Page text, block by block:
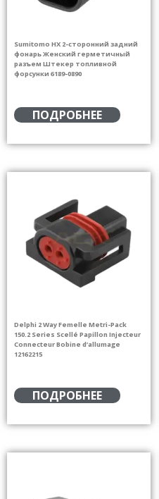
Sumitomo HX 2-сторонний задний
фонарь Женский герметичный
разъем Штекер топливной
форсунки 6189-0890
ПОДРОБНЕЕ
Delphi 2 Way Femelle Metri-Pack
150.2 Series Scellé Papillon Injecteur
Connecteur Bobine d’allumage
12162215
ПОДРОБНЕЕ